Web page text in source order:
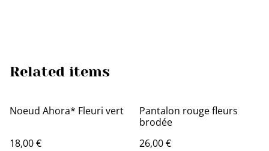
Related items
Noeud Ahora* Fleuri vert
18,00 €
Pantalon rouge fleurs
brodée
26,00 €